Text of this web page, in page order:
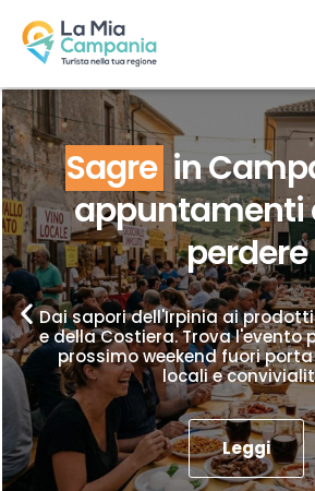
Sagre in
appuntamenti
perdere
Dai sapori dell'Irpinia ai
e della Costiera. Trova l'evento
prossimo weekend fuori
locali e
Leggi